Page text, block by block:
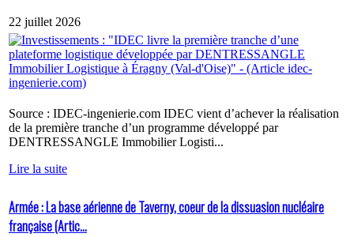
22 juillet 2026
Source : IDEC-ingenierie.com IDEC vient d’achever la réalisation
de la première tranche d’un programme développé par
DENTRESSANGLE Immobilier Logisti...
Lire la suite
Armée : La base aérienne de Taverny, coeur de la dissuasion nucléaire
française (Artic...